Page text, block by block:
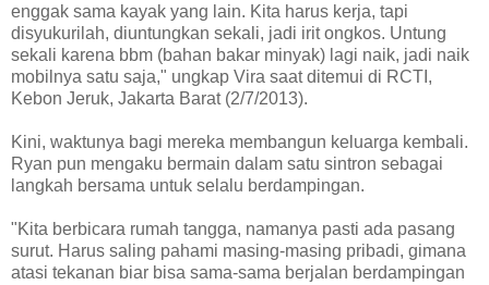
enggak sama kayak yang lain. Kita harus kerja, tapi
disyukurilah, diuntungkan sekali, jadi irit ongkos. Untung
sekali karena bbm (bahan bakar minyak) lagi naik, jadi naik
mobilnya satu saja," ungkap Vira saat ditemui di RCTI,
Kebon Jeruk, Jakarta Barat (2/7/2013).
Kini, waktunya bagi mereka membangun keluarga kembali.
Ryan pun mengaku bermain dalam satu sintron sebagai
langkah bersama untuk selalu berdampingan.
"Kita berbicara rumah tangga, namanya pasti ada pasang
surut. Harus saling pahami masing-masing pribadi, gimana
atasi tekanan biar bisa sama-sama berjalan berdampingan